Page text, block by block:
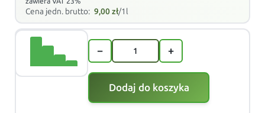
Cena jedn. brutto: 9,00zł/1l
− +
Dodaj do koszyka